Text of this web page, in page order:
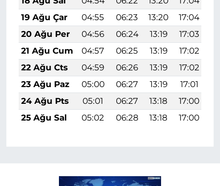
19 Ağu Çar
04:55 06:23 13:20 17:04
20 Ağu Per
04:56 06:24 13:19 17:03
21 Ağu Cum
04:57 06:25 13:19 17:02
22 Ağu Cts
04:59 06:26 13:19 17:02
23 Ağu Paz
05:00 06:27 13:19 17:01
24 Ağu Pts
05:01 06:27 13:18 17:00
25 Ağu Sal
05:02 06:28 13:18 17:00